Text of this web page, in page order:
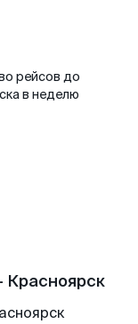
рейсов до
в неделю